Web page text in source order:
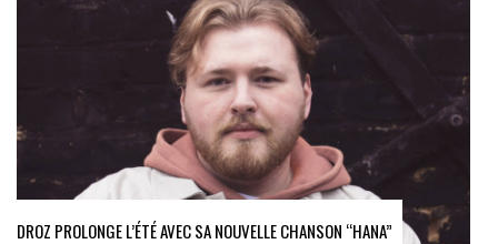
DROZ PROLONGE L’ÉTÉ AVEC SA NOUVELLE CHANSON “HANA”